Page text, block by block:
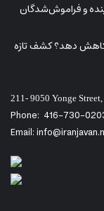
و فراموش‌شدگان
کاهش دهد؟ کشف تازه
211- 9050 Yonge
Phone: 416-730-
Email: